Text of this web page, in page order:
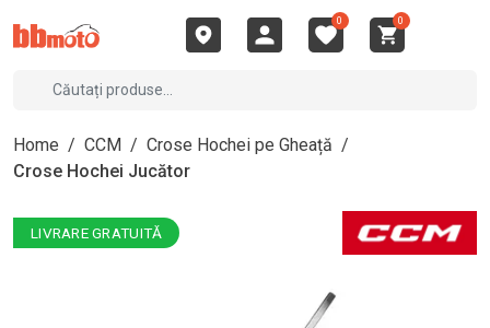
0 0
Home / CCM / Crose Hochei pe Gheață /
Crose Hochei Jucător
LIVRARE GRATUITĂ